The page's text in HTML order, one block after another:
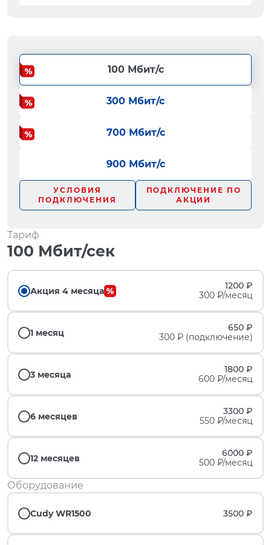
100 Мбит/с
300 Мбит/с
700 Мбит/с
900 Мбит/с
УСЛОВИЯ
ПОДКЛЮЧЕНИЯ
ПОДКЛЮЧЕНИЕ ПО
АКЦИИ
Тариф
100 Мбит/сек
Акция 4 месяца
1200 ₽
300 ₽/месяц
1 месяц
650 ₽
300 ₽ (подключение)
3 месяца
1800 ₽
600 ₽/месяц
6 месяцев
3300 ₽
550 ₽/месяц
12 месяцев
6000 ₽
500 ₽/месяц
Оборудование
Cudy WR1500 3500 ₽